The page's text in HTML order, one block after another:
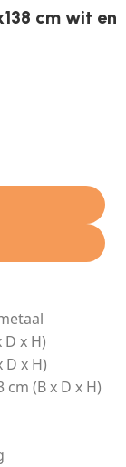
cm wit en
x H)
D x H)
(B x D x H)